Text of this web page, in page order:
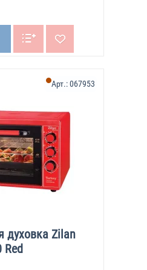
духовка Zilan
Red
Арт.:067953